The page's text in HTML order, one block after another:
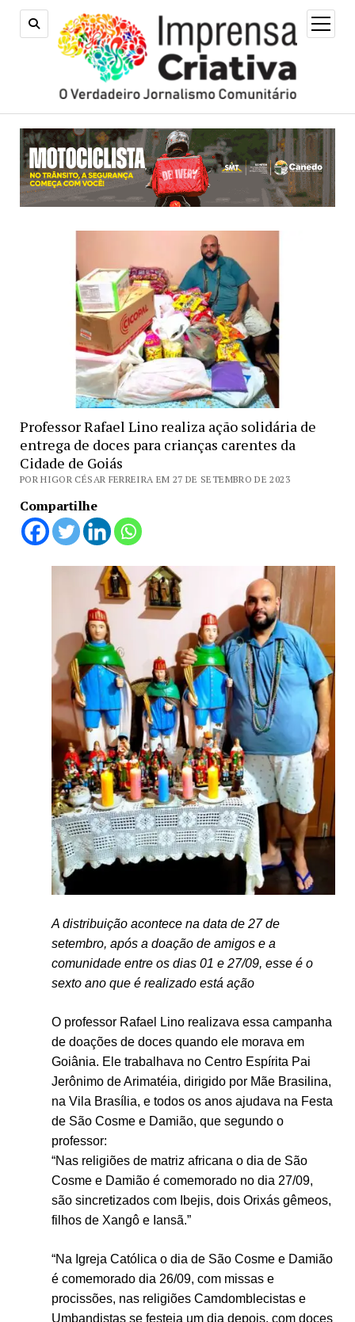
open
menu
Professor Rafael Lino realiza ação solidária de
entrega de doces para crianças carentes da
Cidade de Goiás
POR HIGOR CÉSAR FERREIRA EM 27 DE SETEMBRO DE 2023
Compartilhe
A distribuição acontece na data de 27 de
setembro, após a doação de amigos e a
comunidade entre os dias 01 e 27/09, esse é o
sexto ano que é realizado está ação
O professor Rafael Lino realizava essa campanha
de doações de doces quando ele morava em
Goiânia. Ele trabalhava no Centro Espírita Pai
Jerônimo de Arimatéia, dirigido por Mãe Brasilina,
na Vila Brasília, e todos os anos ajudava na Festa
de São Cosme e Damião, que segundo o
professor:
“Nas religiões de matriz africana o dia de São
Cosme e Damião é comemorado no dia 27/09,
são sincretizados com Ibejis, dois Orixás gêmeos,
filhos de Xangô e Iansã.”
“Na Igreja Católica o dia de São Cosme e Damião
é comemorado dia 26/09, com missas e
procissões, nas religiões Camdomblecistas e
Umbandistas se festeja um dia depois, com doces